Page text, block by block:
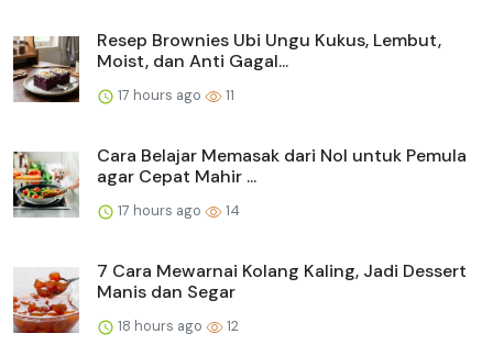
Resep Brownies Ubi Ungu Kukus, Lembut,
Moist, dan Anti Gagal...
17 hours ago 11
Cara Belajar Memasak dari Nol untuk Pemula
agar Cepat Mahir ...
17 hours ago 14
7 Cara Mewarnai Kolang Kaling, Jadi Dessert
Manis dan Segar
18 hours ago 12